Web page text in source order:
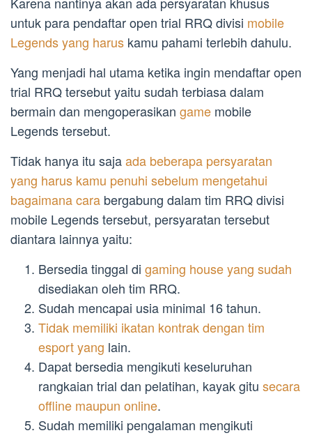
untuk para pendaftar open trial RRQ divisi mobile
Legends yang harus kamu pahami terlebih dahulu.
Yang menjadi hal utama ketika ingin mendaftar open
trial RRQ tersebut yaitu sudah terbiasa dalam
bermain dan mengoperasikan game mobile
Legends tersebut.
Tidak hanya itu sajaada beberapa persyaratan
yang harus kamu penuhi sebelum mengetahui
bagaimana cara bergabung dalam tim RRQ divisi
mobile Legends tersebut, persyaratan tersebut
diantara lainnya yaitu:
Bersedia tinggal di gaming house yang sudah
disediakan oleh tim RRQ.
Sudah mencapai usia minimal 16 tahun.
Tidak memiliki ikatan kontrak dengan tim
esport yang lain.
Dapat bersedia mengikuti keseluruhan
rangkaian trial dan pelatihan, kayak gitu secara
offline maupun online.
Sudah memiliki pengalaman mengikuti